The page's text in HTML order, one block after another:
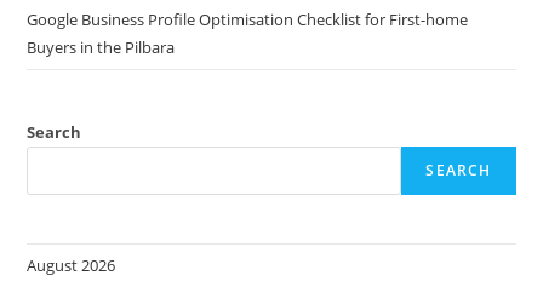
Google Business Profile Optimisation Checklist for First-home
Buyers in the Pilbara
Search
SEARCH
August 2026